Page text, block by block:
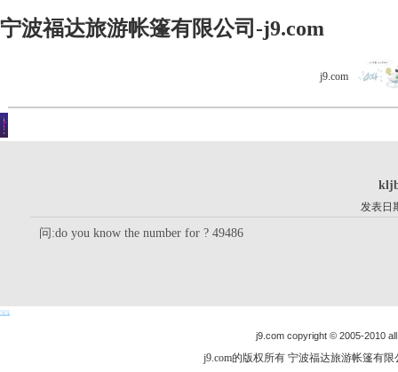
宁波福达旅游帐篷有限公司-j9.com
j9.com
发表日
问:do you know the number for ? 49486
j9.com copyright © 2005-2010
j9.com的版权所有 宁波福达旅游帐篷有